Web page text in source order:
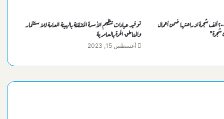
محافظة الإسكندرية تتسلم ٢٠٠ ألف شجرة لزراعتها ضمن أعمال
توفير عيادات تنظيم الأسرة المتنقلة بالهيئة العامة للاستثمار
والمناطق الحرة بالعامرية
أغسطس 15, 2023